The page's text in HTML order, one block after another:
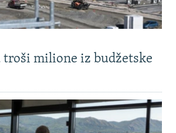
troši milione iz budžetske